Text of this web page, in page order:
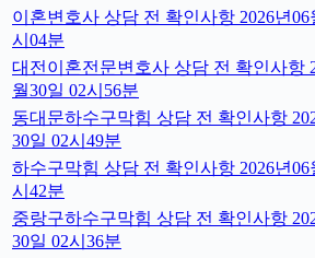
이혼변호사 상담 전 확인사항 2026년06
시04분
대전이혼전문변호사 상담 전 확인사항
월30일 02시56분
동대문하수구막힘 상담 전 확인사항
30일 02시49분
하수구막힘 상담 전 확인사항 2026년06
시42분
중랑구하수구막힘 상담 전 확인사항
30일 02시36분